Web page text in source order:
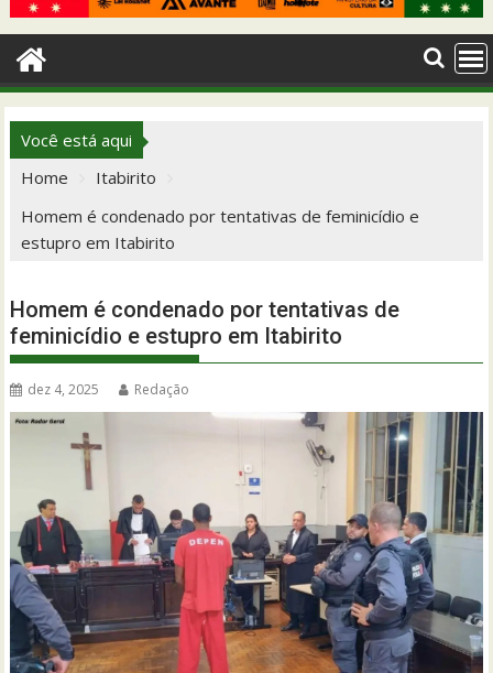
Você está aqui
Home
Itabirito
Homem é condenado por tentativas de feminicídio e
estupro em Itabirito
Homem é condenado por tentativas de
feminicídio e estupro em Itabirito
dez 4, 2025 Redação